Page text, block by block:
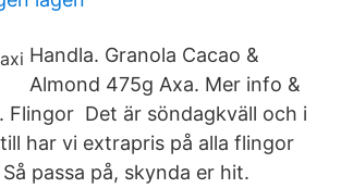
Handla. Granola Cacao &
Almond 475g Axa. Mer info &
Flingor Det är söndagkväll och i
har vi extrapris på alla flingor
passa på, skynda er hit.